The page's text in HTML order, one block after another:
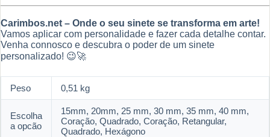
Carimbos.net – Onde o seu sinete se transforma em arte!
Vamos aplicar com personalidade e fazer cada detalhe contar.
Venha connosco e descubra o poder de um sinete
personalizado! 😉🚀
Peso 0,51 kg
Escolha
a opcão
15mm, 20mm, 25 mm, 30 mm, 35 mm, 40 mm,
Coração, Quadrado, Coração, Retangular,
Quadrado, Hexágono